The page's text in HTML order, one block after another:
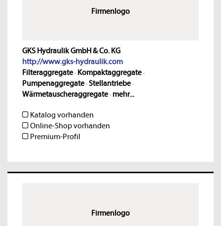
Firmenlogo
GKS Hydraulik GmbH & Co. KG
http://www.gks-hydraulik.com
Filteraggregate· Kompaktaggregate·
Pumpenaggregate·Stellantriebe·
Wärmetauscheraggregate· mehr...
Katalog vorhanden
Online-Shop vorhanden
Premium-Profil
Firmenlogo